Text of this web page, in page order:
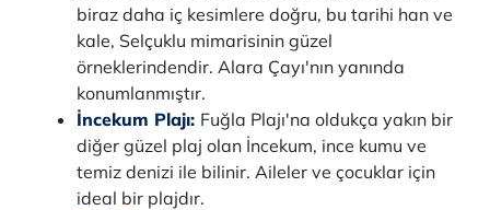
biraz daha iç kesimlere doğru, bu tarihi han ve
kale, Selçuklu mimarisinin güzel
örneklerindendir. Alara Çayı'nın yanında
konumlanmıştır.
İncekum Plajı: Fuğla Plajı'na oldukça yakın bir
diğer güzel plaj olan İncekum, ince kumu ve
temiz denizi ile bilinir. Aileler ve çocuklar için
ideal bir plajdır.